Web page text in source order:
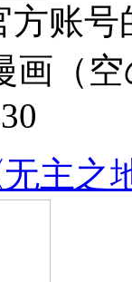
方账
画（
主之